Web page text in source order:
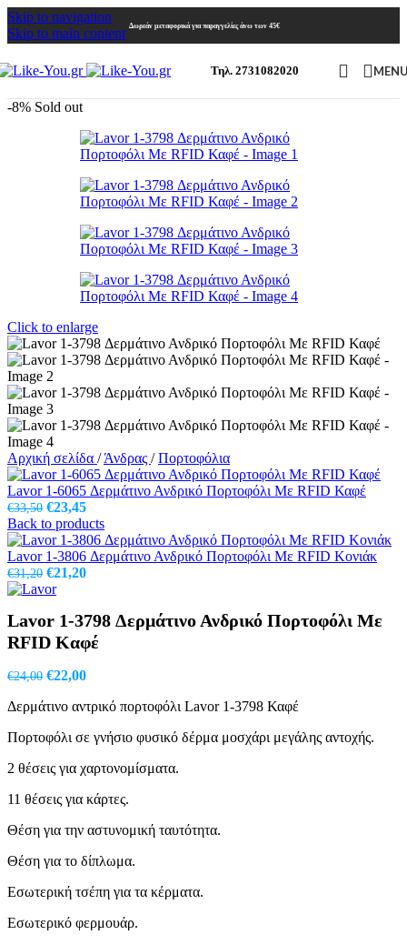
Skip to navigation
Skip to main content Δωρεάν μεταφορικά για παραγγελίες άνω των 45€
Τηλ. 2731082020
-8% Sold out
Click to enlarge
Αρχική σελίδα / Άνδρας / Πορτοφόλια
Lavor 1-6065 Δερμάτινο Ανδρικό Πορτοφόλι Με RFID Καφέ
€33,50 Original
price
was:
€33,50.
€23,45Η
τρέχουσα
τιμή
είναι:
€23,45.
Back to products
Lavor 1-3806 Δερμάτινο Ανδρικό Πορτοφόλι Με RFID Κονιάκ
€31,20 Original
price
€31,20.
€21,20Η
είναι:
€21,20.
Lavor 1-3798 Δερμάτινο Ανδρικό Πορτοφόλι Με
RFID Καφέ
€24,00 Original
was:
€22,00Η
τιμή
€22,00.
Δερμάτινο αντρικό πορτοφόλι Lavor 1-3798 Καφέ
Πορτοφόλι σε γνήσιο φυσικό δέρμα μοσχάρι μεγάλης αντοχής.
2 θέσεις για χαρτονομίσματα.
11 θέσεις για κάρτες.
Θέση για την αστυνομική ταυτότητα.
Θέση για το δίπλωμα.
Εσωτερική τσέπη για τα κέρματα.
Εσωτερικό φερμουάρ.